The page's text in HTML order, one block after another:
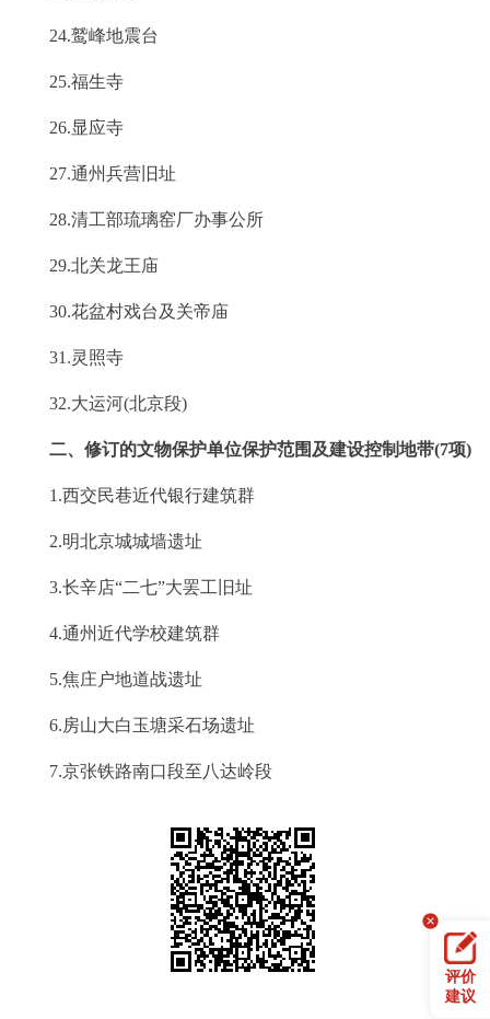
24.鹫峰地震台
25.福生寺
26.显应寺
27.通州兵营旧址
28.清工部琉璃窑厂办事公所
29.北关龙王庙
30.花盆村戏台及关帝庙
31.灵照寺
32.大运河(北京段)
二、修订的文物保护单位保护范围及建设控制地带(7项)
1.西交民巷近代银行建筑群
2.明北京城城墙遗址
3.长辛店“二七”大罢工旧址
4.通州近代学校建筑群
5.焦庄户地道战遗址
6.房山大白玉塘采石场遗址
7.京张铁路南口段至八达岭段
评价
建议